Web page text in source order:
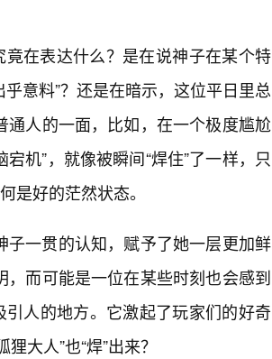
在表达什么？是在说神子在某个特
意料”？还是在暗示，这位平日里总
人的一面，比如，在一个极度尴尬
机”，就像被瞬间“焊住”了一样，只
是好的茫然状态。
一贯的认知，赋予了她一层更加鲜
而可能是一位在某些时刻也会感到
人的地方。它激起了玩家们的好奇
大人”也“焊”出来？